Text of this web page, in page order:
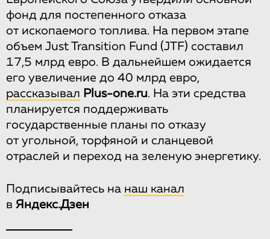
фонд для постепенного отказа
от ископаемого топлива. На первом этапе
объем Just Transition Fund (JTF) составил
17,5 млрд евро. В дальнейшем ожидается
его увеличение до 40 млрд евро,
рассказывал Рlus-one.ru. На эти средства
планируется поддерживать
государственные планы по отказу
от угольной, торфяной и сланцевой
отраслей и переход на зеленую энергетику.
Подписывайтесь на наш канал
в Яндекс.Дзен